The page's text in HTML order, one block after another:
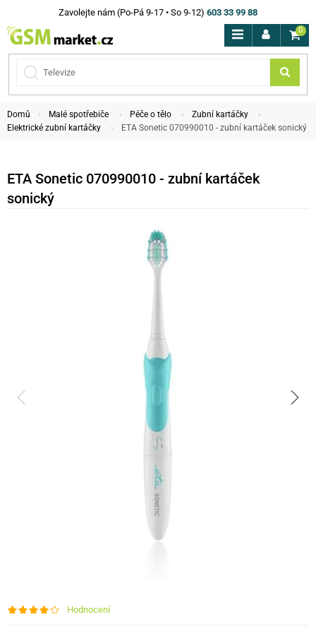
Zavolejte nám (Po-Pá 9-17 • So 9-12) 603 33 99 88
0
Domů Malé spotřebiče Péče o tělo
Zubní kartáčky
Elektrické zubní kartáčky
ETA Sonetic 070990010 - zubní kartáček sonický
ETA Sonetic 070990010 - zubní kartáček
sonický
Hodnocení